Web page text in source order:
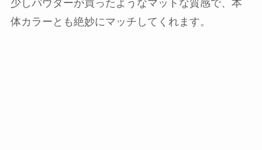
少しパウダーが買ったようなマットな質感で、本
体カラーとも絶妙にマッチしてくれます。